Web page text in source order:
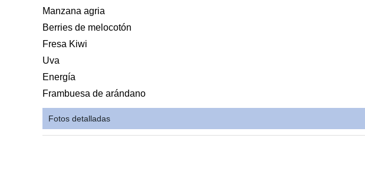
Manzana agria
Berries de melocotón
Fresa Kiwi
Uva
Energía
Frambuesa de arándano
Fotos detalladas